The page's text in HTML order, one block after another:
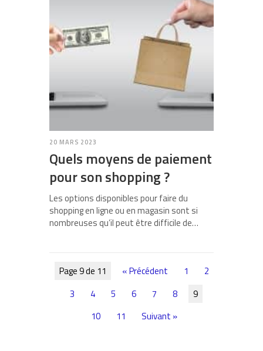
20 MARS 2023
Quels moyens de paiement
pour son shopping ?
Les options disponibles pour faire du
shopping en ligne ou en magasin sont si
nombreuses qu’il peut être difficile de…
Page 9 de 11 « Précédent 1
2
3
4 5 6 7 8
9
10
11 Suivant »